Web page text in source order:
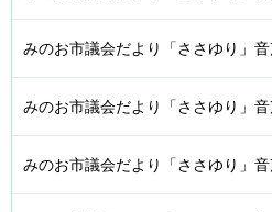
みのお市議会だより「ささゆり」音
みのお市議会だより「ささゆり」音
みのお市議会だより「ささゆり」音